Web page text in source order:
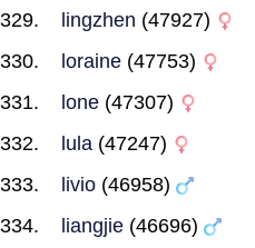
lingzhen (47927)
loraine (47753)
lone (47307)
lula (47247)
livio (46958)
liangjie (46696)